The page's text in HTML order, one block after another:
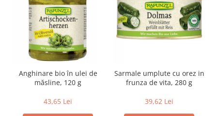
Anghinare bio în ulei de
măsline, 120 g
43,65 Lei
Sarmale umplute cu orez in
frunza de vita, 280 g
39,62 Lei